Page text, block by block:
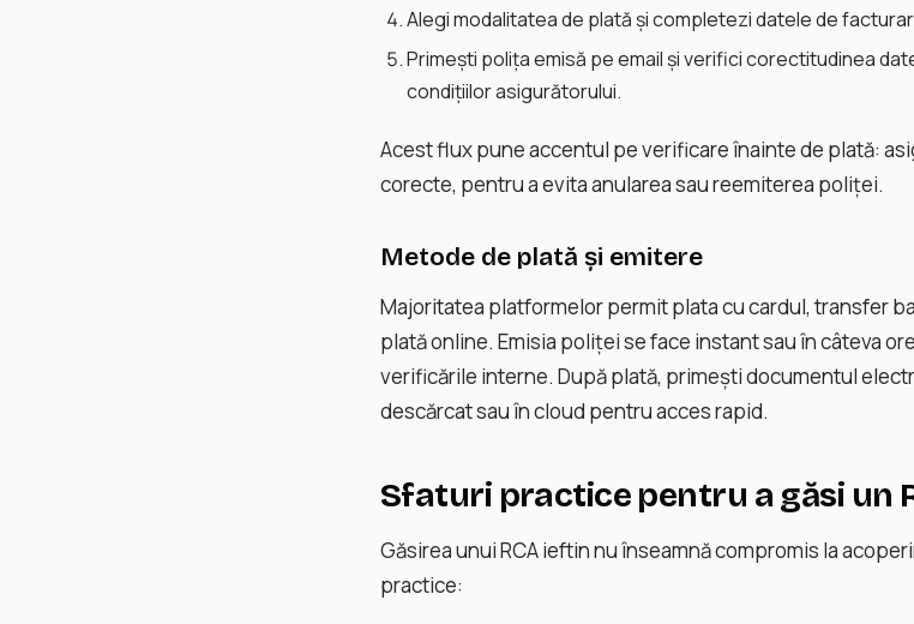
Alegi modalitatea de plată și completezi datele de
Primești polița emisă pe email și verifici corectitudinea
condițiilor asigurătorului.
Acest flux pune accentul pe verificare înainte de plată:
corecte, pentru a evita anularea sau reemiterea poliței.
Metode de plată și emitere
Majoritatea platformelor permit plata cu cardul, transfer
plată online. Emisia poliței se face instant sau în câteva
verificările interne. După plată, primești documentul
descărcat sau în cloud pentru acces rapid.
Sfaturi practice pentru a găsi un
Găsirea unui RCA ieftin nu înseamnă compromis la
practice: